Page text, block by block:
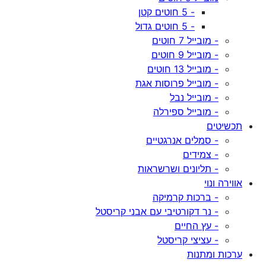
- 5 חוטים קטן
- 5 חוטים גדול
- מובייל 7 חוטים
- מובייל 9 חוטים
- מובייל 13 חוטים
- מובייל פרוסות אגת
- מובייל נבל
- מובייל ספירלה
תכשיטים
- סמלים אנרגטיים
- צמידים
- תליונים ושרשראות
אווירה ונוי
- ברכות קרמיקה
- נר דקורטיבי עם אבני קריסטל
- עץ החיים
- עציצי קריסטל
ערכות ומתנות